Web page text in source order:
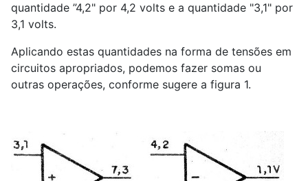
quantidade ”4,2" por 4,2 volts e a quantidade "3,1" por
3,1 volts.
Aplicando estas quantidades na forma de tensões em
circuitos apropriados, podemos fazer somas ou
outras operações, conforme sugere a figura 1.